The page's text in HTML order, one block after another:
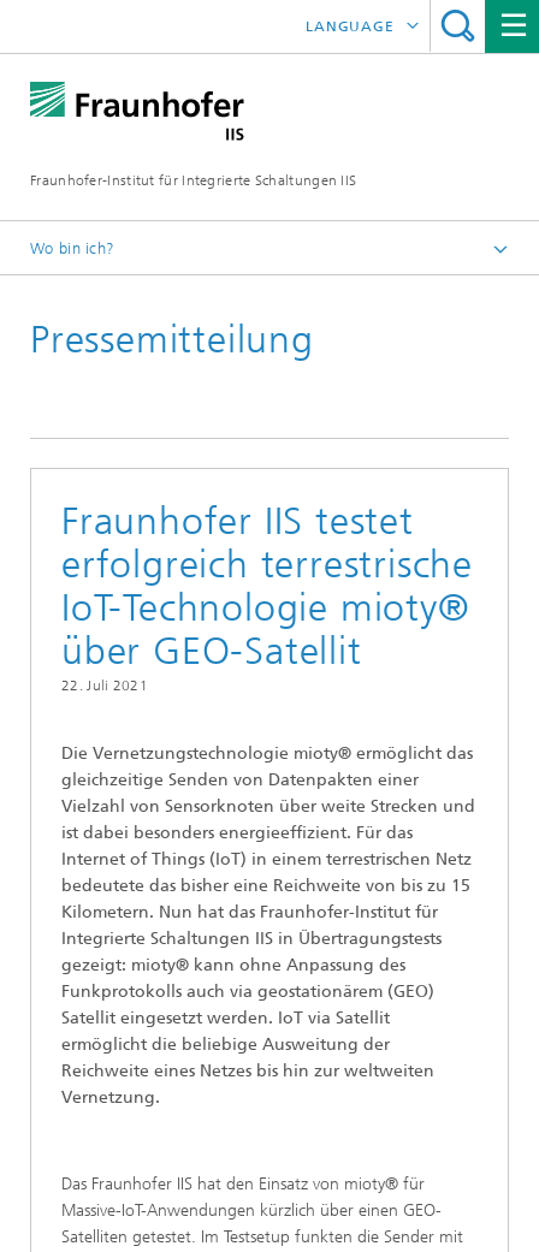
Fraunhofer-Institut für Integrierte Schaltungen IIS
LANGUAGE
中文
Wo bin ich?
News / Presse
Pressemitteilung
Fraunhofer IIS testet
erfolgreich terrestrische
IoT-Technologie mioty®
über GEO-Satellit
22. Juli 2021
Die Vernetzungstechnologie mioty® ermöglicht das
gleichzeitige Senden von Datenpakten einer
Vielzahl von Sensorknoten über weite Strecken und
ist dabei besonders energieeffizient. Für das
Internet of Things (IoT) in einem terrestrischen Netz
bedeutete das bisher eine Reichweite von bis zu 15
Kilometern. Nun hat das Fraunhofer-Institut für
Integrierte Schaltungen IIS in Übertragungstests
gezeigt: mioty® kann ohne Anpassung des
Funkprotokolls auch via geostationärem (GEO)
Satellit eingesetzt werden. IoT via Satellit
ermöglicht die beliebige Ausweitung der
Reichweite eines Netzes bis hin zur weltweiten
Vernetzung.
Das Fraunhofer IIS hat den Einsatz von mioty® für
Massive-IoT-Anwendungen kürzlich über einen GEO-
Satelliten getestet. Im Testsetup funkten die Sender mit